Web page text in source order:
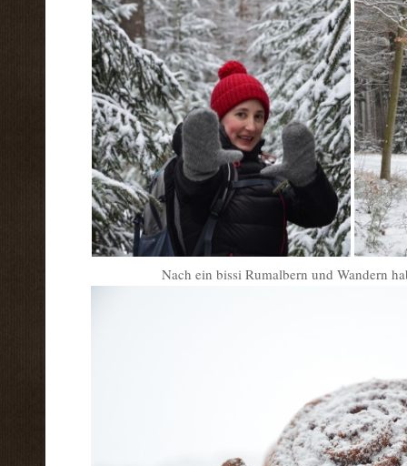
Nach ein bissi Rumalbern und Wandern